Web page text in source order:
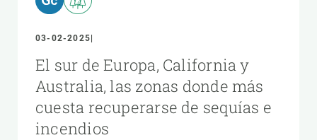
03-02-2025
El sur de Europa, California y
Australia, las zonas donde más
cuesta recuperarse de sequías e
incendios